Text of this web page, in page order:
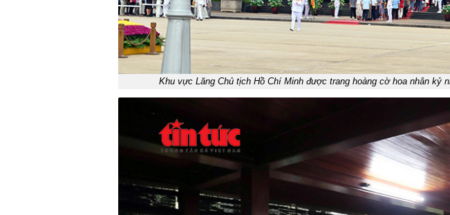
Khu vực Lăng Chủ tịch Hồ Chí Minh được trang hoàng cờ hoa nhân kỷ